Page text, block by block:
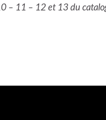
– 11 – 12 et 13 du